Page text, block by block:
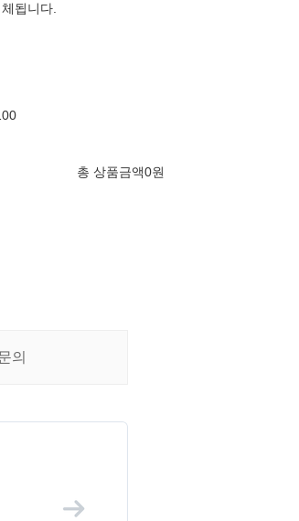
됩니다.
총 상품금액0원
의